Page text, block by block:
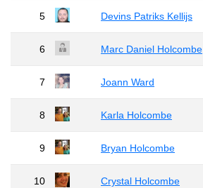
5 Devins Patriks Kellijs
6 Marc Daniel Holcombe
7 Joann Ward
8 Karla Holcombe
9 Bryan Holcombe
10 Crystal Holcombe